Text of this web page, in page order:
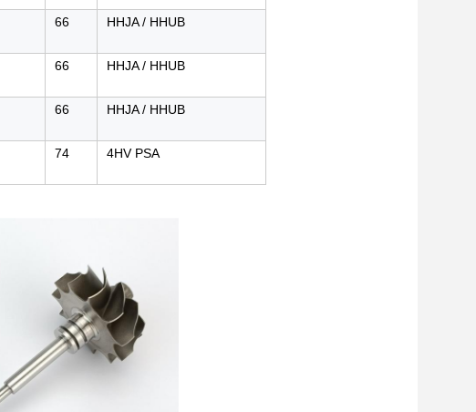
66 HHJA / HHUB
66 HHJA / HHUB
66 HHJA / HHUB
74 4HV PSA